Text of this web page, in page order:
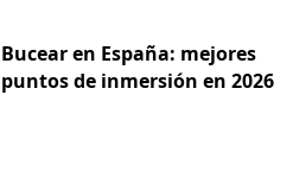
Bucear en España: mejores
puntos de inmersión en 2026